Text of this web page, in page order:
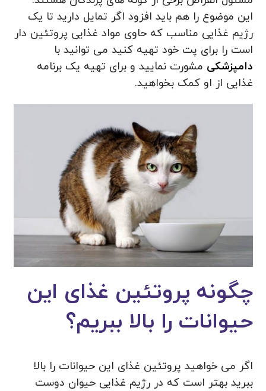
این موضوع را هم باید افزود اگر تمایل دارید تا یک
رژیم غذایی مناسب که حاوی مواد غذایی پروتئین دار
است را برای پت خود تهیه کنید می توانید با
دامپزشکی مشورت نمایید و برای تهیه یک برنامه
غذایی از او کمک بخواهید.
چگونه پروتئین غذای این
حیوانات را بالا ببریم؟
اگر می خواهید پروتئین غذای این حیوانات را بالا
ببرید بهتر است که در رژیم غذایی حیوان دوست